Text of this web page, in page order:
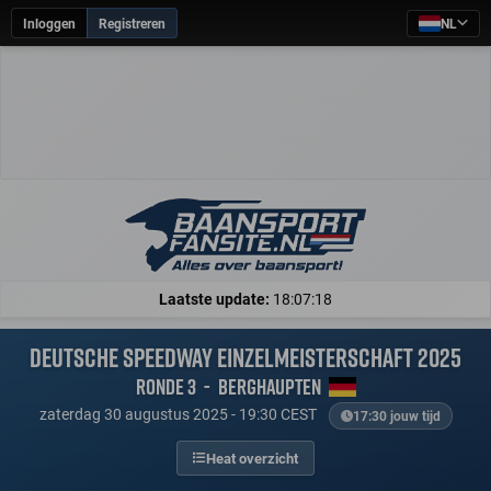
Inloggen Registreren NL
Laatste update: 18:07:18
Deutsche Speedway Einzelmeisterschaft 2025
Ronde 3 - Berghaupten
zaterdag 30 augustus 2025 - 19:30 CEST 17:30 jouw tijd
Heat overzicht